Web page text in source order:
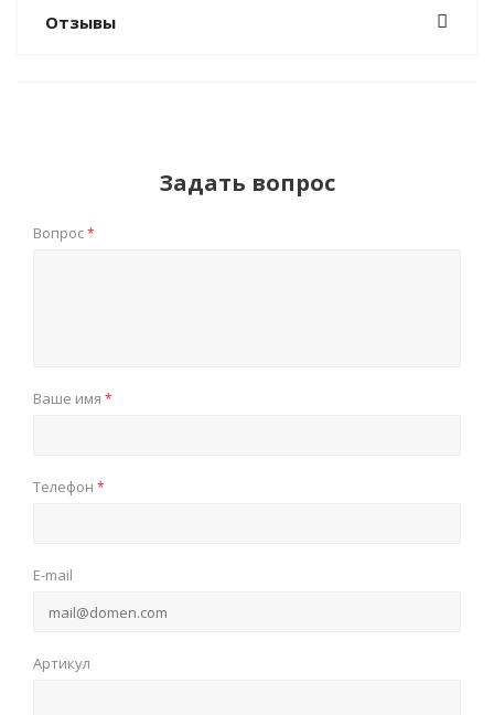
Отзывы
Задать вопрос
Вопрос*
Ваше имя *
Телефон *
E-mail
Артикул